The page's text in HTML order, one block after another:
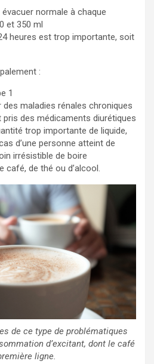
évacuer normale à chaque
et 350 ml
heures est trop importante, soit
:
1
maladies rénales chroniques
des médicaments diurétiques
trop importante de liquide,
d’une personne atteint de
irrésistible de boire
café, de thé ou d’alcool.
de ce type de problématiques
d’excitant, dont le café
ligne.